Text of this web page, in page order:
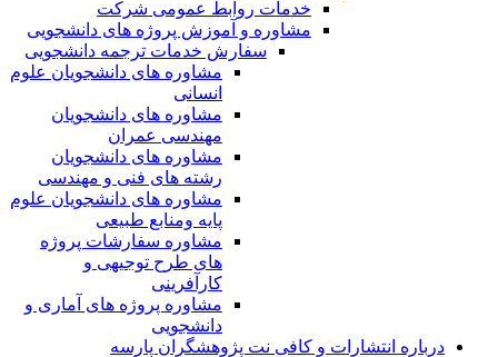
خدمات روابط عمومی شرکت
مشاوره و آموزش پروژه های دانشجویی
سفارش خدمات ترجمه دانشجویی
مشاوره های دانشجویان علوم
انسانی
مشاوره های دانشجویان
مهندسی عمران
مشاوره های دانشجویان
رشته های فنی و مهندسی
مشاوره های دانشجویان علوم
پایه ومنابع طبیعی
مشاوره سفارشات پروژه
های طرح توجیهی و
کارآفرینی
مشاوره پروژه های آماری و
دانشجویی
درباره انتشارات و کافی نت پژوهشگران پارسه